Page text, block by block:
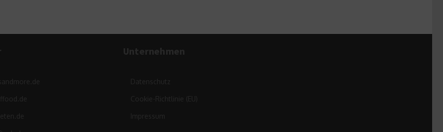
Unternehmen
Datenschutz
Cookie-Richtlinie (EU)
Impressum